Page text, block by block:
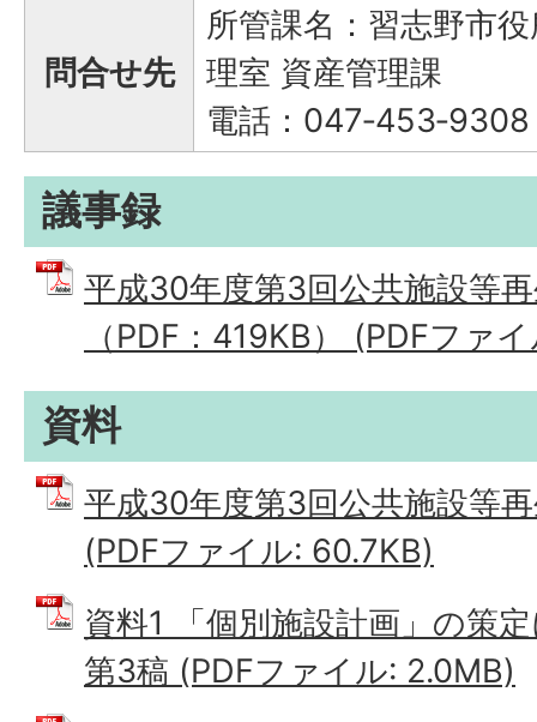
問合せ先
所管課名：習志野市
理室 資産管理課
電話：047‐453‐9308
議事録
平成30年度第3回公共施設等
（PDF：419KB） (PDFファ
資料
平成30年度第3回公共施設等
(PDFファイル: 60.7KB)
資料1 「個別施設計画」の策
第3稿 (PDFファイル: 2.0MB)